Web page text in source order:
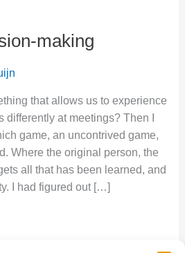
making
that allows us to experience
differently at meetings? Then I
game, an uncontrived game,
Where the original person, the
all that has been learned, and
I had figured out […]